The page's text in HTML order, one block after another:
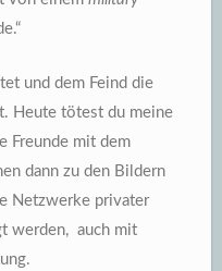
und dem Feind die
Heute tötest du meine
Freunde mit dem
dann zu den Bildern
Netzwerke privater
werden, auch mit